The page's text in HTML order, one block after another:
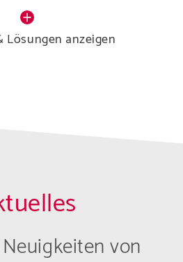
Lösungen anzeigen
von